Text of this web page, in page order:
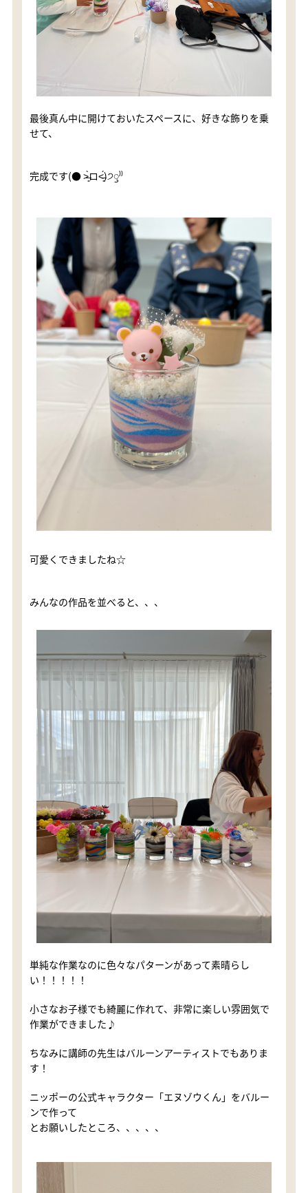
最後真ん中に開けておいたスペースに、好きな飾りを乗
せて、
完成です(● ˃̶͈̀ロ˂̶͈́)੭ꠥ⁾⁾
可愛くできましたね☆
みんなの作品を並べると、、、
単純な作業なのに色々なパターンがあって素晴らし
い！！！！！
小さなお子様でも綺麗に作れて、非常に楽しい雰囲気で
作業ができました♪
ちなみに講師の先生はバルーンアーティストでもありま
す！
ニッポーの公式キャラクター「エヌゾウくん」をバルー
ンで作って
とお願いしたところ、、、、、